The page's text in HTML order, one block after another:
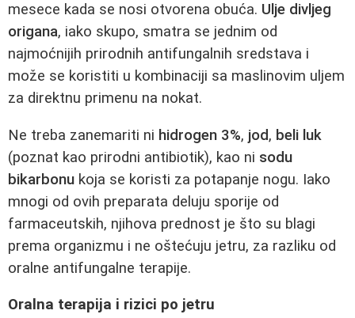
mesece kada se nosi otvorena obuća. Ulje divljeg
origana, iako skupo, smatra se jednim od
najmoćnijih prirodnih antifungalnih sredstava i
može se koristiti u kombinaciji sa maslinovim uljem
za direktnu primenu na nokat.
Ne treba zanemariti ni hidrogen 3%, jod, beli luk
(poznat kao prirodni antibiotik), kao ni sodu
bikarbonu koja se koristi za potapanje nogu. Iako
mnogi od ovih preparata deluju sporije od
farmaceutskih, njihova prednost je što su blagi
prema organizmu i ne oštećuju jetru, za razliku od
oralne antifungalne terapije.
Oralna terapija i rizici po jetru